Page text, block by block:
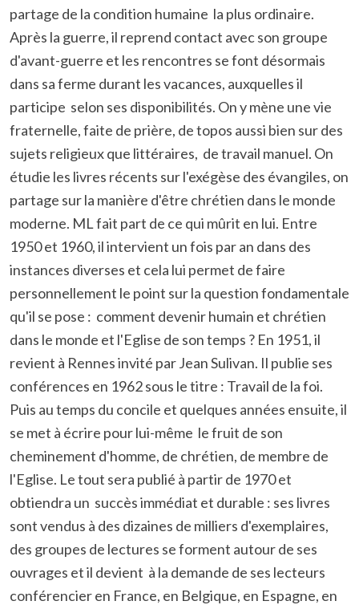
partage de la condition humaine la plus ordinaire.
Après la guerre, il reprend contact avec son groupe
d'avant-guerre et les rencontres se font désormais
dans sa ferme durant les vacances, auxquelles il
participe selon ses disponibilités. On y mène une vie
fraternelle, faite de prière, de topos aussi bien sur des
sujets religieux que littéraires, de travail manuel. On
étudie les livres récents sur l'exégèse des évangiles, on
partage sur la manière d'être chrétien dans le monde
moderne. ML fait part de ce qui mûrit en lui. Entre
1950 et 1960, il intervient un fois par an dans des
instances diverses et cela lui permet de faire
personnellement le point sur la question fondamentale
qu'il se pose : comment devenir humain et chrétien
dans le monde et l'Eglise de son temps ? En 1951, il
revient à Rennes invité par Jean Sulivan. Il publie ses
conférences en 1962 sous le titre : Travail de la foi.
Puis au temps du concile et quelques années ensuite, il
se met à écrire pour lui-même le fruit de son
cheminement d'homme, de chrétien, de membre de
l'Eglise. Le tout sera publié à partir de 1970 et
obtiendra un succès immédiat et durable : ses livres
sont vendus à des dizaines de milliers d'exemplaires,
des groupes de lectures se forment autour de ses
ouvrages et il devient à la demande de ses lecteurs
conférencier en France, en Belgique, en Espagne, en